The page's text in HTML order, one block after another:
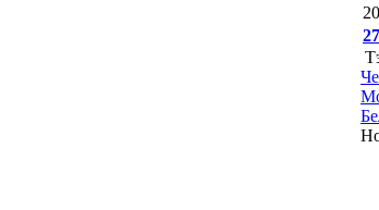
20
27